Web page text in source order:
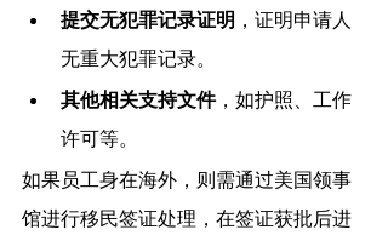
提交无犯罪记录证明 ，证明申请人
无重大犯罪记录。
其他相关支持文件，如护照、工作
许可等。
如果员工身在海外，则需通过美国领事
馆进行移民签证处理，在签证获批后进